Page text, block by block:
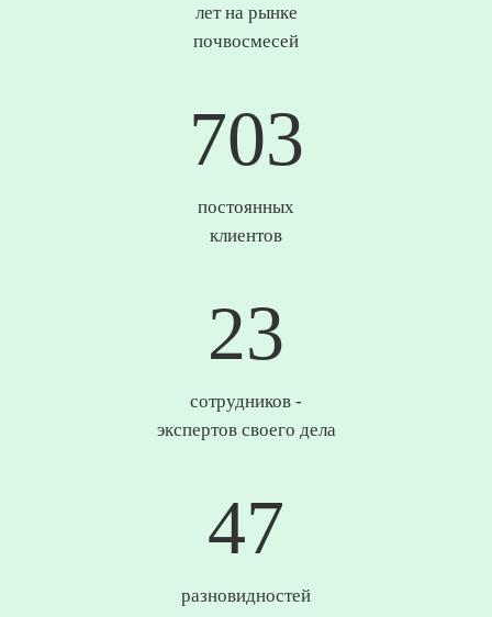
лет на рынке
почвосмесей
738
постоянных
клиентов
25
сотрудников -
экспертов своего дела
49
разновидностей